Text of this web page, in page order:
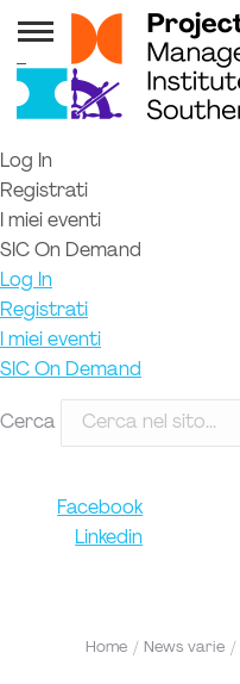
Log In
Registrati
I miei eventi
SIC On Demand
Log In
Registrati
I miei eventi
SIC On Demand
Cerca
Facebook
Linkedin
Tu sei qui:
Home News varie